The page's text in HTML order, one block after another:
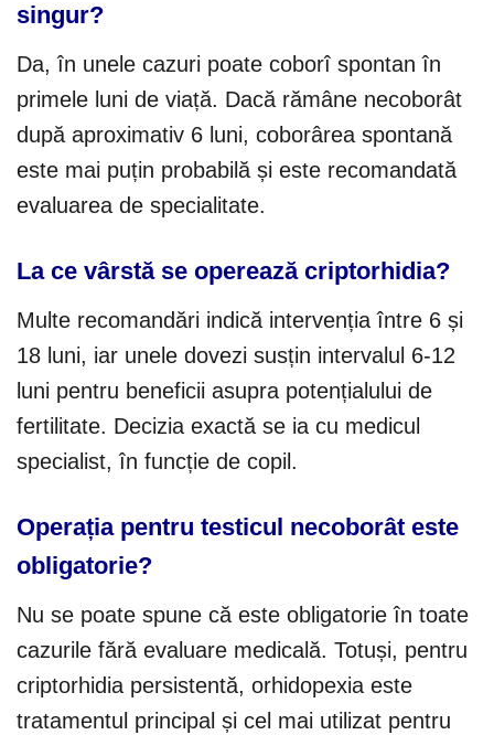
singur?
Da, în unele cazuri poate coborî spontan în
primele luni de viață. Dacă rămâne necoborât
după aproximativ 6 luni, coborârea spontană
este mai puțin probabilă și este recomandată
evaluarea de specialitate.
La ce vârstă se operează criptorhidia?
Multe recomandări indică intervenția între 6 și
18 luni, iar unele dovezi susțin intervalul 6-12
luni pentru beneficii asupra potențialului de
fertilitate. Decizia exactă se ia cu medicul
specialist, în funcție de copil.
Operația pentru testicul necoborât este
obligatorie?
Nu se poate spune că este obligatorie în toate
cazurile fără evaluare medicală. Totuși, pentru
criptorhidia persistentă, orhidopexia este
tratamentul principal și cel mai utilizat pentru